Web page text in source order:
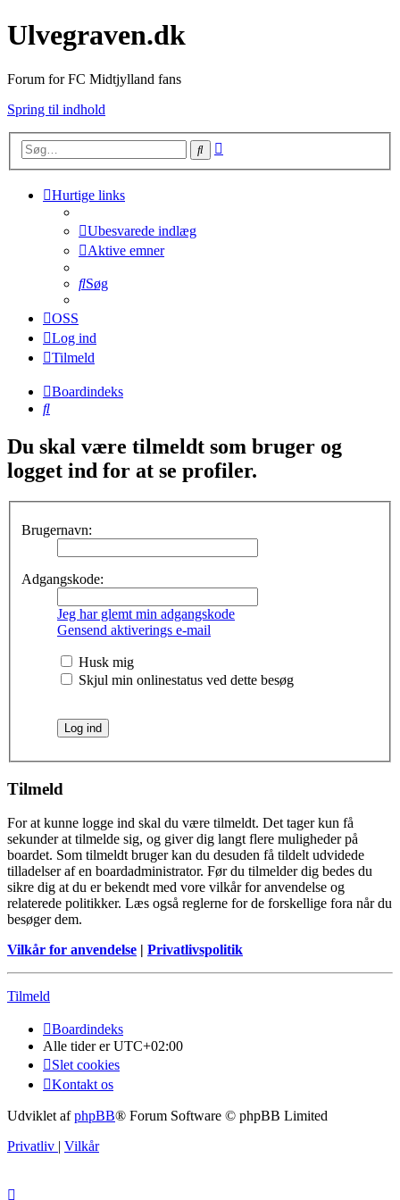
Ulvegraven.dk
Forum for FC Midtjylland fans
Spring til indhold
Søg
Hurtige links
Ubesvarede indlæg
Aktive emner
Søg
OSS
Log ind
Tilmeld
Boardindeks
Søg
Du skal være tilmeldt som bruger og
logget ind for at se profiler.
Brugernavn:
Adgangskode:
Jeg har glemt min adgangskode
Gensend aktiverings e-mail
Husk mig
Skjul min onlinestatus ved dette besøg
Tilmeld
For at kunne logge ind skal du være tilmeldt. Det tager kun få
sekunder at tilmelde sig, og giver dig langt flere muligheder på
boardet. Som tilmeldt bruger kan du desuden få tildelt udvidede
tilladelser af en boardadministrator. Før du tilmelder dig bedes du
sikre dig at du er bekendt med vore vilkår for anvendelse og
relaterede politikker. Læs også reglerne for de forskellige fora når du
besøger dem.
Vilkår for anvendelse | Privatlivspolitik
Tilmeld
Boardindeks
Alle tider erUTC+02:00
Slet cookies
Kontakt os
Udviklet afphpBB® Forum Software © phpBB Limited
Privatliv | Vilkår